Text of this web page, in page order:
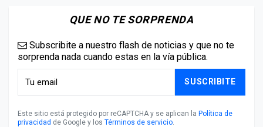
QUE NO TE SORPRENDA
Subscribite a nuestro flash de noticias y que no te
sorprenda nada cuando estas en la vía pública.
SUSCRIBITE
Este sitio está protegido por reCAPTCHA y se aplican la Política de
privacidad de Google y los Términos de servicio.